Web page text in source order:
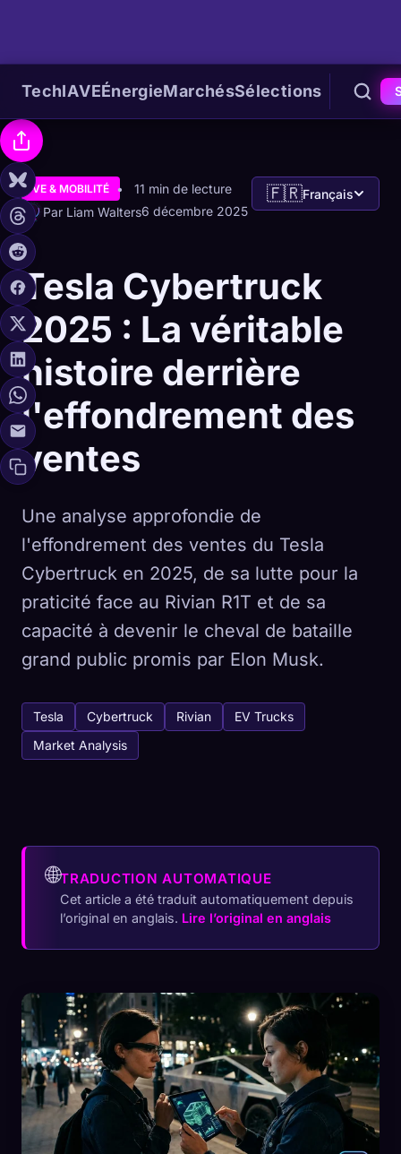
TechIAVEÉnergieMarchésSélections
VE & MOBILITÉ
11 min de lecture
Par Liam Walters6 décembre 2025
🇫🇷Français
Tesla Cybertruck
2025 : La véritable
histoire derrière
l'effondrement des
ventes
Une analyse approfondie de
l'effondrement des ventes du Tesla
Cybertruck en 2025, de sa lutte pour la
praticité face au Rivian R1T et de sa
capacité à devenir le cheval de bataille
grand public promis par Elon Musk.
Tesla Cybertruck Rivian
EV Trucks
Market Analysis
🌐TRADUCTION AUTOMATIQUE
Cet article a été traduit automatiquement depuis
l’original en anglais. Lire l’original en anglais